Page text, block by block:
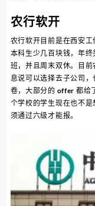
农行软开
农行软开目前是在西安
本科生少几百块钱，年
班，并且周末双休。目
息说可以选择去子公司
卷，大部分的 offer 都给
个学校的学生现在也不
须通过六级才能报。